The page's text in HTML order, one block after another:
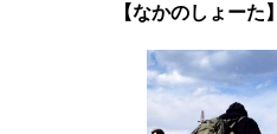
【なかのしょーた